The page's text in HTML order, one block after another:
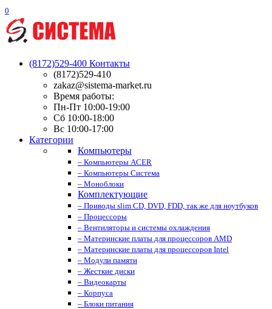
0
(8172)529-400 Контакты
(8172)529-410
zakaz@sistema-market.ru
Время работы:
Пн-Пт 10:00-19:00
Сб 10:00-18:00
Вс 10:00-17:00
Категории
Компьютеры
– Компьютеры ACER
– Компьютеры Система
– Моноблоки
Комплектующие
– Приводы slim CD, DVD, FDD, так же для ноутбуков
– Процессоры
– Вентиляторы и системы охлаждения
– Материнские платы для процессоров AMD
– Материнские платы для процессоров Intel
– Модули памяти
– Жесткие диски
– Видеокарты
– Корпуса
– Блоки питания